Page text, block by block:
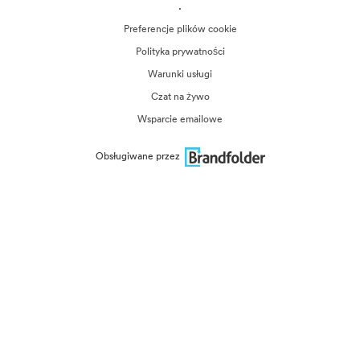
·
Preferencje plików cookie
Polityka prywatności
Warunki usługi
Czat na żywo
Wsparcie emailowe
Obsługiwane przez